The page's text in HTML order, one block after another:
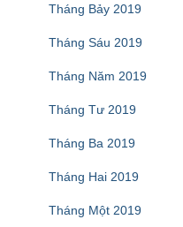
Tháng Bảy 2019
Tháng Sáu 2019
Tháng Năm 2019
Tháng Tư 2019
Tháng Ba 2019
Tháng Hai 2019
Tháng Một 2019